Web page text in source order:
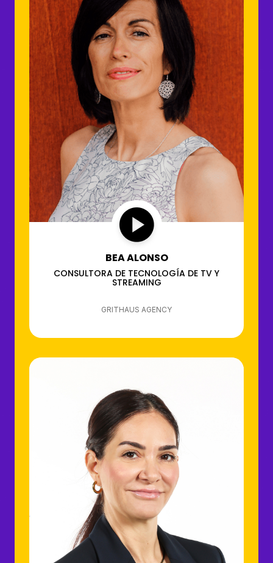
BEA ALONSO
CONSULTORA DE TECNOLOGÍA DE TV Y
STREAMING
GRITHAUS AGENCY